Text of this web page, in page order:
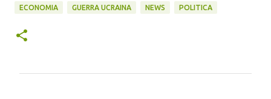
ECONOMIA GUERRA UCRAINA NEWS POLITICA